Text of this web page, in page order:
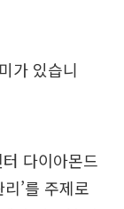
가 있습니
다이아몬드
’를 주제로